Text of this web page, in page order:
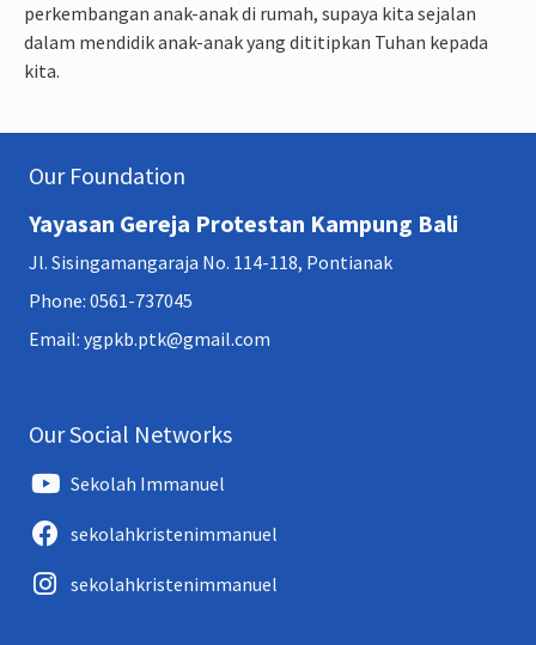
perkembangan anak-anak di rumah, supaya kita sejalan
dalam mendidik anak-anak yang dititipkan Tuhan kepada
kita.
Our Foundation
Yayasan Gereja Protestan Kampung Bali
Jl. Sisingamangaraja No. 114-118, Pontianak
Phone: 0561-737045
Email: ygpkb.ptk@gmail.com
Our Social Networks
Sekolah Immanuel
sekolahkristenimmanuel
sekolahkristenimmanuel